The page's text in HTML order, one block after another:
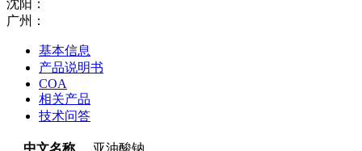
沈阳：
广州：
基本信息
产品说明书
COA
相关产品
技术问答
中文名称
亚油酸钠